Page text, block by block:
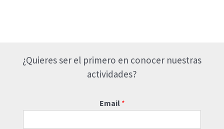
¿Quieres ser el primero en conocer nuestras
actividades?
Email *